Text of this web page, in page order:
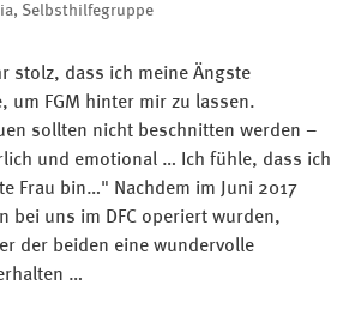
, Selbsthilfegruppe
stolz, dass ich meine Ängste
um FGM hinter mir zu lassen.
sollten nicht beschnitten werden –
und emotional … Ich fühle, dass ich
Frau bin…" Nachdem im Juni 2017
bei uns im DFC operiert wurden,
der beiden eine wundervolle
…